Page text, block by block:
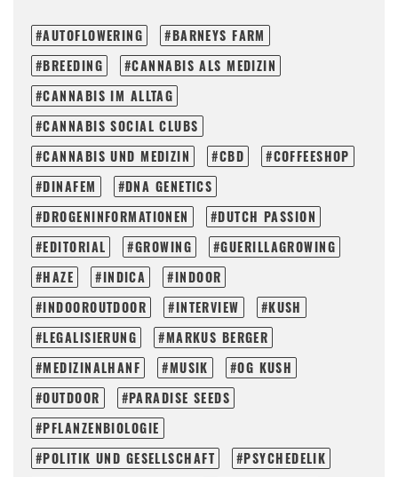
AUTOFLOWERING
BARNEYS FARM
BREEDING
CANNABIS ALS MEDIZIN
CANNABIS IM ALLTAG
CANNABIS SOCIAL CLUBS
CANNABIS UND MEDIZIN
CBD
COFFEESHOP
DINAFEM
DNA GENETICS
DROGENINFORMATIONEN
DUTCH PASSION
EDITORIAL
GROWING
GUERILLAGROWING
HAZE
INDICA
INDOOR
INDOOROUTDOOR
INTERVIEW
KUSH
LEGALISIERUNG
MARKUS BERGER
MEDIZINALHANF
MUSIK
OG KUSH
OUTDOOR
PARADISE SEEDS
PFLANZENBIOLOGIE
POLITIK UND GESELLSCHAFT
PSYCHEDELIK